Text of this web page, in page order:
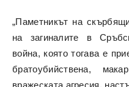
„Паметникът на
на загиналите в
война, която тогава е
братоубийствена,
вражеската агресия,